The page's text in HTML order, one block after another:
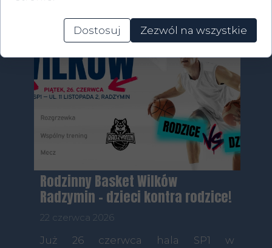
Rodzinny Basket Wilków
Radzymin – dzieci kontra rodzice!
22 czerwca 2026
Już 26 czerwca hala SP1 w
Dostosuj Zezwól na wszystkie